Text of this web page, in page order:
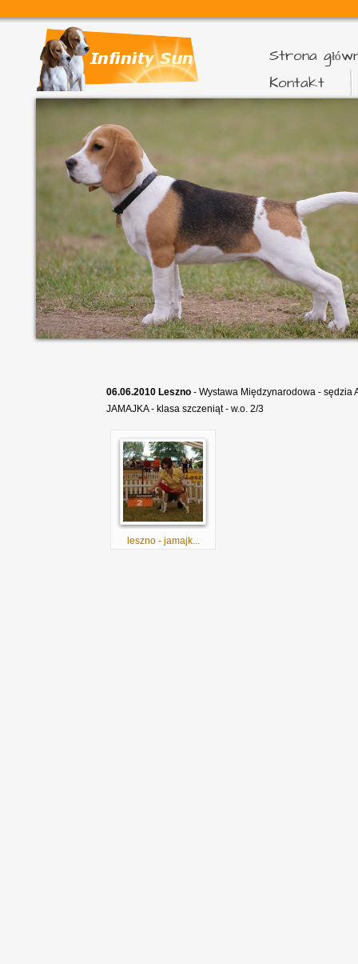
Strona
Kontakt
06.06.2010 Leszno - Wystawa Międzynarodowa - sędzia
JAMAJKA - klasa szczeniąt - w.o. 2/3
leszno - jamajk...